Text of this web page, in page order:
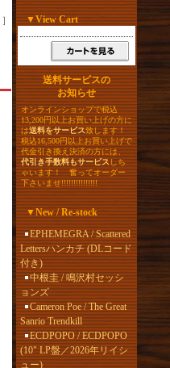
］ ▼View Cart
送料サービスの
お知らせ
オンラインショップで税込
13,200円以上お買い上げの方に
は送料をサービス致します！
税込16,500円以上お買い上げで
代金引き換え決済の方には、
代引き手数料もサービスしち
ゃいます！ 奮ってオーダー
下さいませ!!!!!!!!!!!!!!!
▼New / Re-stock
EPHEMEGRA / Scattered
Lettersハンカチ (DLコード
付き)
中根圭 / 鳴沢村セッシ
ョンズ
Cameron Poe / The Great
Sanrio Trendkill
ECDPOPO / ECDPOPO
(10" LP盤／2026年リイシ
ュー)